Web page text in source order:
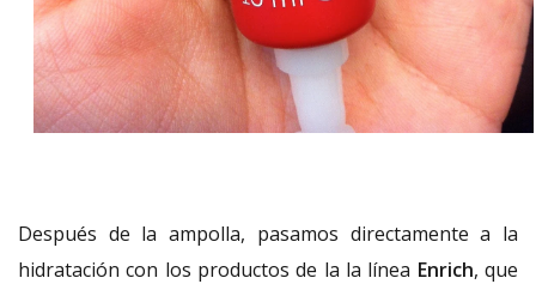
Después de la ampolla, pasamos directamente a la
hidratación con los productos de la la línea Enrich, que